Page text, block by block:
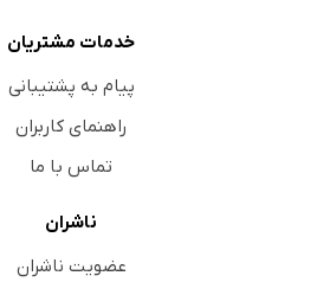
خدمات مشتریان
پیام به پشتیبانی
راهنمای کاربران
تماس با ما
ناشران
عضویت ناشران